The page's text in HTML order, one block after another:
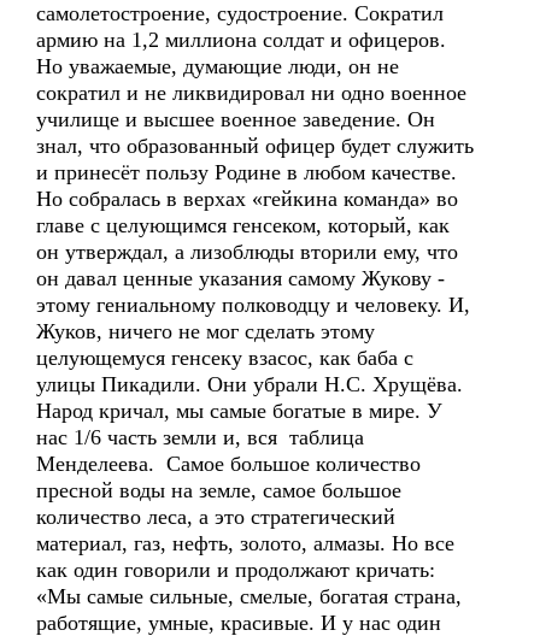
самолетостроение, судостроение. Сократил
армию на 1,2 миллиона солдат и офицеров.
Но уважаемые, думающие люди, он не
сократил и не ликвидировал ни одно военное
училище и высшее военное заведение. Он
знал, что образованный офицер будет служить
и принесёт пользу Родине в любом качестве.
Но собралась в верхах «гейкина команда» во
главе с целующимся генсеком, который, как
он утверждал, а лизоблюды вторили ему, что
он давал ценные указания самому Жукову -
этому гениальному полководцу и человеку. И,
Жуков, ничего не мог сделать этому
целующемуся генсеку взасос, как баба с
улицы Пикадили. Они убрали Н.С. Хрущёва.
Народ кричал, мы самые богатые в мире. У
нас 1/6 часть земли и, вся таблица
Менделеева. Самое большое количество
пресной воды на земле, самое большое
количество леса, а это стратегический
материал, газ, нефть, золото, алмазы. Но все
как один говорили и продолжают кричать:
«Мы самые сильные, смелые, богатая страна,
работящие, умные, красивые. И у нас один